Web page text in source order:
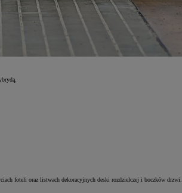
foteli oraz listwach dekoracyjnych deski rozdzielczej i boczków drzwi.